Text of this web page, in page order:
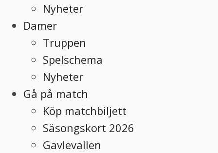
Nyheter
Damer
Truppen
Spelschema
Nyheter
Gå på match
Köp matchbiljett
Säsongskort 2026
Gavlevallen